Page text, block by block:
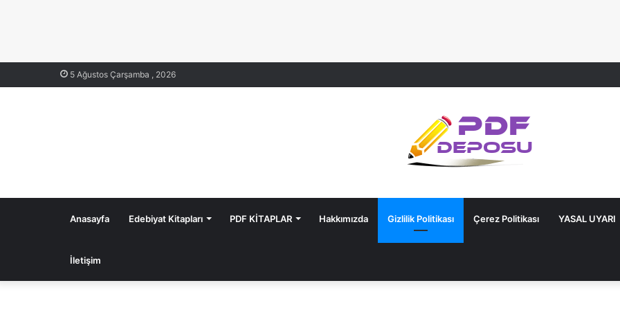
5 Ağustos Çarşamba , 2026
Anasayfa Edebiyat Kitapları PDF KİTAPLAR Hakkımızda Gizlilik Politikası Çerez Politikası YASAL UYARI
İletişim